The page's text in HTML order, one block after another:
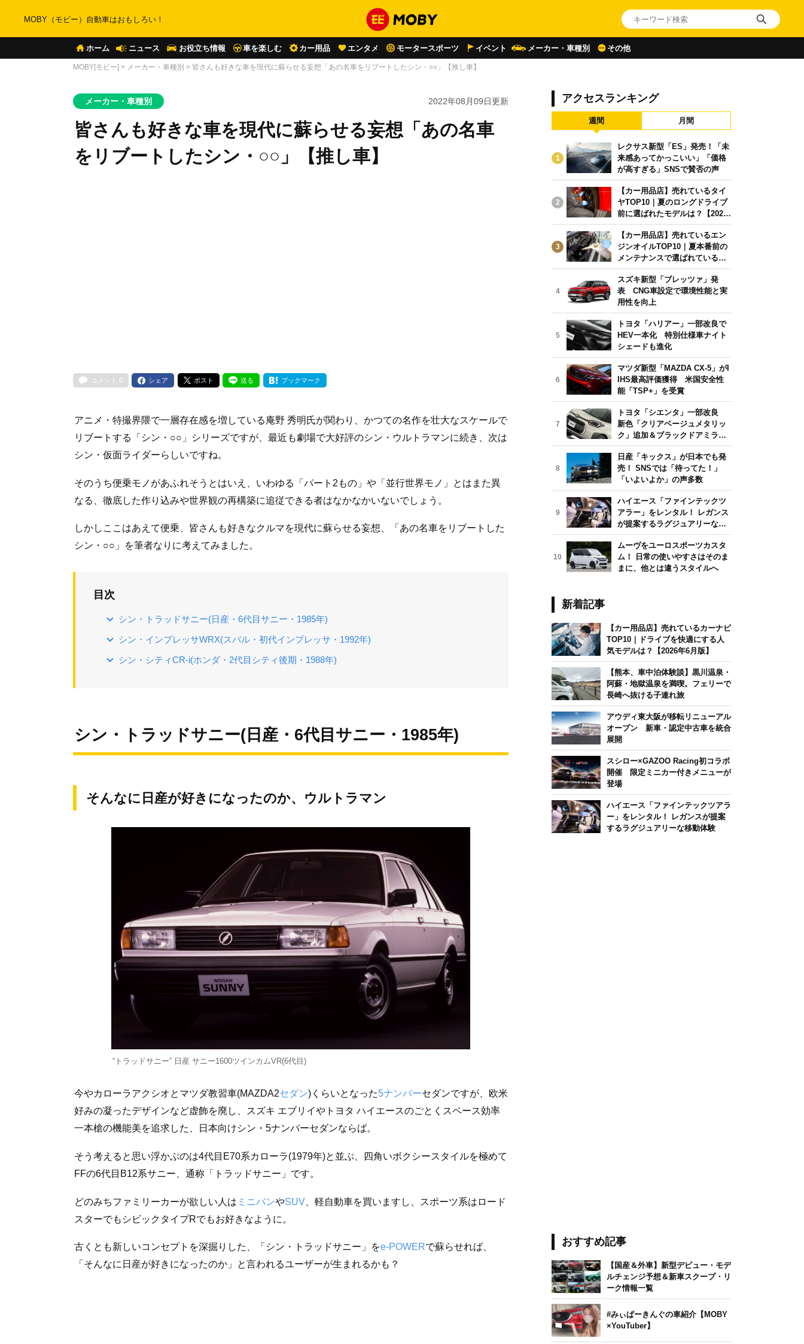
MOBY（モビー）自動車はおもしろい！
ホーム ニュース お役立ち情報 車を楽しむ カー用品 エンタメ モータースポーツ イベント メーカー・車種別 その他
MOBY[モビー] > メーカー・車種別 > 皆さんも好きな車を現代に蘇らせる妄想「あの名車をリブートしたシン・○○」【推し車】
メーカー・車種別 2022年08月09日更新
皆さんも好きな車を現代に蘇らせる妄想「あの名車
をリブートしたシン・○○」【推し車】
コメント 0 シェア ポスト 送る ブックマーク
アニメ・特撮界隈で一層存在感を増している庵野 秀明氏が関わり、かつての名作を壮大なスケールで
リブートする「シン・○○」シリーズですが、最近も劇場で大好評のシン・ウルトラマンに続き、次は
シン・仮面ライダーらしいですね。
そのうち便乗モノがあふれそうとはいえ、いわゆる「パート2もの」や「並行世界モノ」とはまた異
なる、徹底した作り込みや世界観の再構築に追従できる者はなかなかいないでしょう。
しかしここはあえて便乗、皆さんも好きなクルマを現代に蘇らせる妄想、「あの名車をリブートした
シン・○○」を筆者なりに考えてみました。
目次
シン・トラッドサニー(日産・6代目サニー・1985年)
シン・インプレッサWRX(スバル・初代インプレッサ・1992年)
シン・シティCR-i(ホンダ・2代目シティ後期・1988年)
シン・トラッドサニー(日産・6代目サニー・1985年)
そんなに日産が好きになったのか、ウルトラマン
“トラッドサニー” 日産 サニー1600ツインカムVR(6代目)
今やカローラアクシオとマツダ教習車(MAZDA2セダン)くらいとなった5ナンバーセダンですが、欧米
好みの凝ったデザインなど虚飾を廃し、スズキ エブリイやトヨタ ハイエースのごとくスペース効率
一本槍の機能美を追求した、日本向けシン・5ナンバーセダンならば。
そう考えると思い浮かぶのは4代目E70系カローラ(1979年)と並ぶ、四角いボクシースタイルを極めて
FFの6代目B12系サニー、通称「トラッドサニー」です。
どのみちファミリーカーが欲しい人は ミニバンやSUV 、軽自動車を買いますし、スポーツ系はロード
スターでもシビックタイプRでもお好きなように。
古くとも新しいコンセプトを深掘りした、「シン・トラッドサニー」をe-POWERで蘇らせれば、
「そんなに日産が好きになったのか」と言われるユーザーが生まれるかも？
アクセスランキング
週間 月間
1
レクサス新型「ES」発売！「未
来感あってかっこいい」「価格
が高すぎる」SNSで賛否の声
2
【カー用品店】売れているタイ
ヤTOP10｜夏のロングドライブ
前に選ばれたモデルは？【2026
年6月版】
3
【カー用品店】売れているエン
ジンオイルTOP10｜夏本番前の
メンテナンスで選ばれている人
気モデルは？【2026年6月版】
4
スズキ新型「ブレッツァ」発
表 CNG車設定で環境性能と実
用性を向上
5
トヨタ「ハリアー」一部改良で
HEV一本化 特別仕様車ナイト
シェードも進化
6
マツダ新型「MAZDA CX-5」がI
IHS最高評価獲得 米国安全性
能「TSP+」を受賞
7
トヨタ「シエンタ」一部改良
新色「クリアベージュメタリッ
ク」追加＆ブラックドアミラー
採用
8
日産「キックス」が日本でも発
売！ SNSでは「待ってた！」
「いよいよか」の声多数
9
ハイエース「ファインテックツ
アラー」をレンタル！ レガンス
が提案するラグジュアリーな移
動体験
10
ムーヴをユーロスポーツカスタ
ム！ 日常の使いやすさはそのま
まに、他とは違うスタイルへ
新着記事
【カー用品店】売れているカーナビ
TOP10｜ドライブを快適にする人
気モデルは？【2026年6月版】
【熊本、車中泊体験談】黒川温泉・
阿蘇・地獄温泉を満喫。フェリーで
長崎へ抜ける子連れ旅
アウディ東大阪が移転リニューアル
オープン 新車・認定中古車を統合
展開
スシロー×GAZOO Racing初コラボ
開催 限定ミニカー付きメニューが
登場
ハイエース「ファインテックツアラ
ー」をレンタル！ レガンスが提案
するラグジュアリーな移動体験
おすすめ記事
【国産＆外車】新型デビュー・モデ
ルチェンジ予想＆新車スクープ・リ
ーク情報一覧
#みぃぱーきんぐの車紹介【MOBY
×YouTuber】